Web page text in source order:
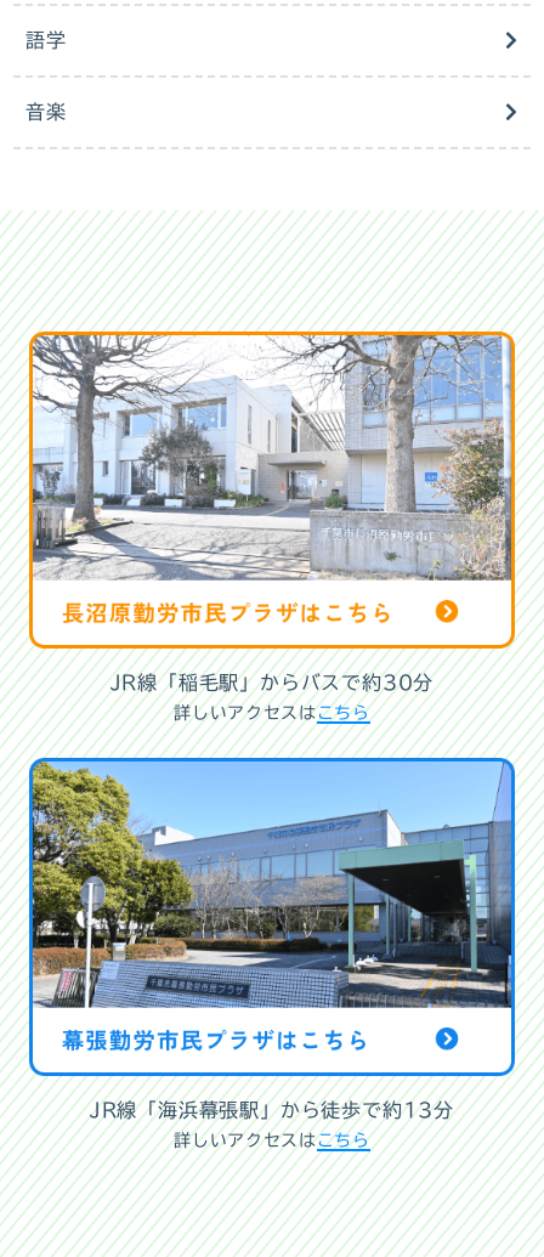
語学
音楽
JR線「稲毛駅」からバスで約30分
詳しいアクセスはこちら
JR線「海浜幕張駅」から徒歩で約13分
詳しいアクセスはこちら